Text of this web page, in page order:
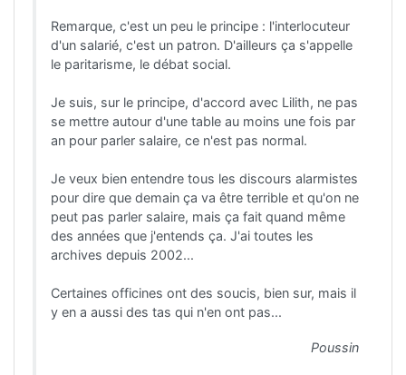
Remarque, c'est un peu le principe : l'interlocuteur
d'un salarié, c'est un patron. D'ailleurs ça s'appelle
le paritarisme, le débat social.
Je suis, sur le principe, d'accord avec Lilith, ne pas
se mettre autour d'une table au moins une fois par
an pour parler salaire, ce n'est pas normal.
Je veux bien entendre tous les discours alarmistes
pour dire que demain ça va être terrible et qu'on ne
peut pas parler salaire, mais ça fait quand même
des années que j'entends ça. J'ai toutes les
archives depuis 2002...
Certaines officines ont des soucis, bien sur, mais il
y en a aussi des tas qui n'en ont pas...
Poussin